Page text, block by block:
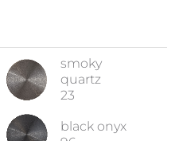
smoky
quartz
23
black onyx